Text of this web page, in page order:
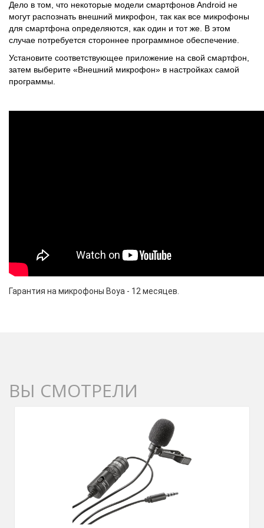
Дело в том, что некоторые модели смартфонов Android не
могут распознать внешний микрофон, так как все микрофоны
для смартфона определяются, как один и тот же. В этом
случае потребуется стороннее программное обеспечение.
Установите соответствующее приложение на свой смартфон,
затем выберите «Внешний микрофон» в настройках самой
программы.
Гарантия на микрофоны Boya - 12 месяцев.
ВЫ СМОТРЕЛИ